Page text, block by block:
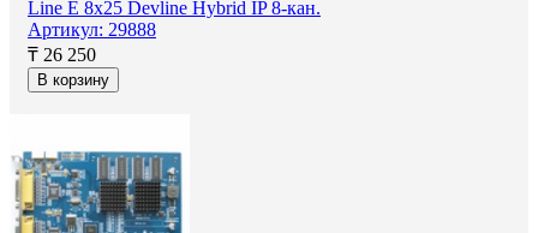
Line E 8x25 Devline Hybrid IP 8-кан.
Артикул: 29888
₸ 26 250
В корзину